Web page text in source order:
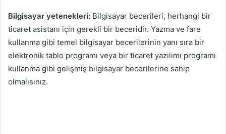
Bilgisayar yetenekleri: Bilgisayar becerileri, herhangi bir
ticaret asistanı için gerekli bir beceridir. Yazma ve fare
kullanma gibi temel bilgisayar becerilerinin yanı sıra bir
elektronik tablo programı veya bir ticaret yazılımı programı
kullanma gibi gelişmiş bilgisayar becerilerine sahip
olmalısınız.